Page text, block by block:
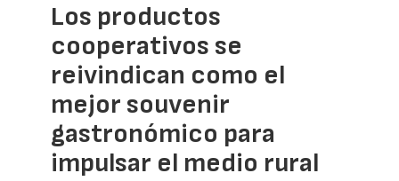
Los productos
cooperativos se
reivindican como el
mejor souvenir
gastronómico para
impulsar el medio rural